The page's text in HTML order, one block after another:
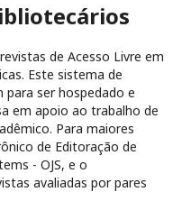
de Acesso Livre em
Este sistema de
para ser hospedado e
em apoio ao trabalho de
Para maiores
de Editoração de
- OJS, e o
avaliadas por pares